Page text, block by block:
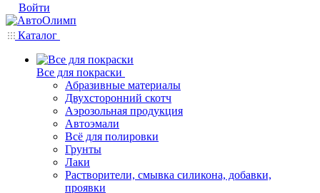
Войти
Каталог
Все для покраски
Абразивные материалы
Двухсторонний скотч
Аэрозольная продукция
Автоэмали
Всё для полировки
Грунты
Лаки
Растворители, смывка силикона, добавки,
проявки